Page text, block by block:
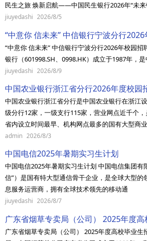
民生之旅 焕新启航——中国民生银行2026年“未
jiuyedashi 2026/8/5
“中意你 信未来” 中信银行宁波分行
“中意你 信未来” 中信银行宁波分行2026年校园
银行（601998.SH、0998.HK）成立于1987年，
jiuyedashi 2026/8/9
中国农业银行浙江省分行2026年度校园
中国农业银行浙江省分行是中国农业银行在浙江
级分行12家，一级支行115家，营业网点近千个
省内设立时间最早、机构网点最多的国有大型商
admin 2026/8/3
中国电信2025年暑期实习生计划
中国电信2025年暑期实习生计划 中国电信集团有
信”）是国有特大型通信骨干企业，是全球大型的
息服务运营商，拥有全球技术领先的移动通
jiuyedashi 2026/8/7
广东省烟草专卖局（公司） 2025年度
广东省烟草专卖局（公司） 2025年度高校毕业生